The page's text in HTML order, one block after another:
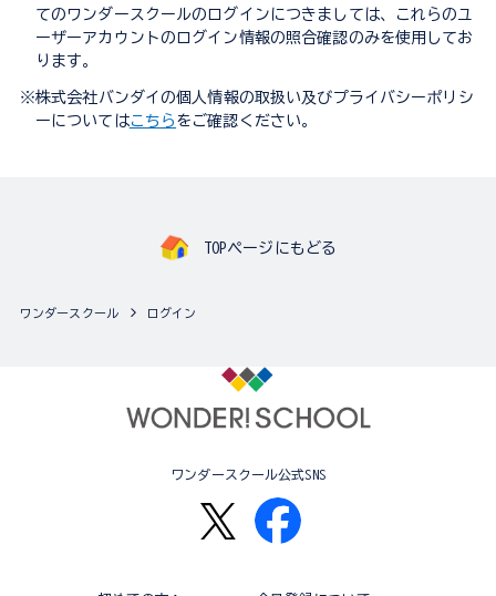
てのワンダースクールのログインにつきましては、これらのユ
ーザーアカウントのログイン情報の照合確認のみを使用してお
ります。
※株式会社バンダイの個人情報の取扱い及びプライバシーポリシ
ーについてはこちら をご確認ください。
TOPページにもどる
ワンダースクール ログイン
ワンダースクール公式SNS